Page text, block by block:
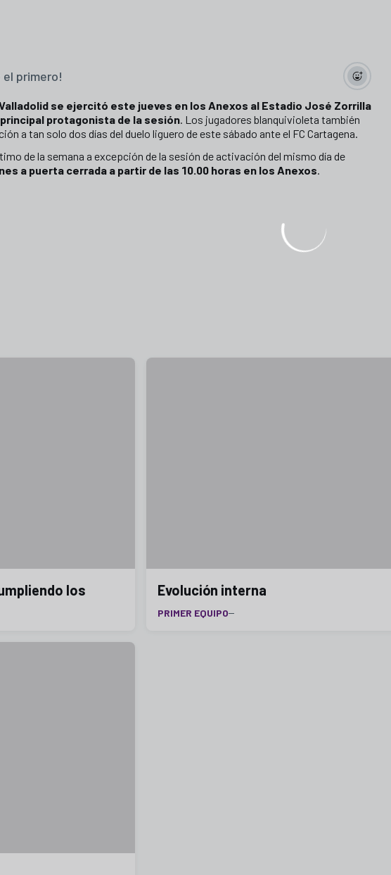
el primero!
se ejercitó este jueves en los Anexos al Estadio José Zorrilla
protagonista de la sesión. Los jugadores blanquivioleta también
a tan solo dos días del duelo liguero de este sábado ante el FC Cartagena.
de la semana a excepción de la sesión de activación del mismo día de
a puerta cerrada a partir de las 10.00 horas en los Anexos.
los
Evolución interna
PRIMER EQUIPO